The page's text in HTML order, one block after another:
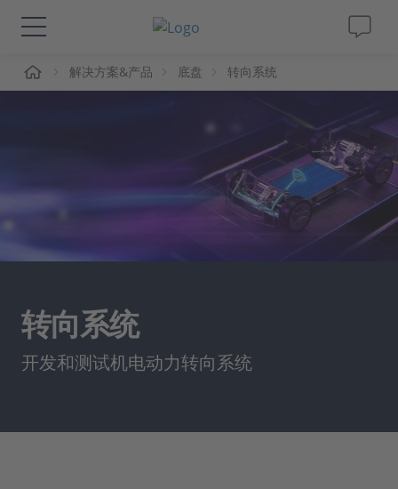
解决方案&产品
人才招聘
解决方案&产品 底盘 转向系统
转向系统
开发和测试机电动力转向系统